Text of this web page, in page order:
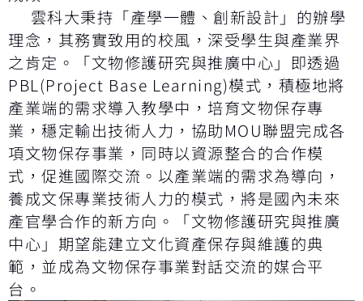
雲科大秉持「產學一體、創新設計」的辦學
理念，其務實致用的校風，深受學生與產業界
之肯定。「文物修護研究與推廣中心」即透過
PBL(Project Base Learning)模式，積極地將
產業端的需求導入教學中，培育文物保存專
業，穩定輸出技術人力，協助MOU聯盟完成各
項文物保存事業，同時以資源整合的合作模
式，促進國際交流。以產業端的需求為導向，
養成文保專業技術人力的模式，將是國內未來
產官學合作的新方向。「文物修護研究與推廣
中心」期望能建立文化資產保存與維護的典
範，並成為文物保存事業對話交流的媒合平
台。